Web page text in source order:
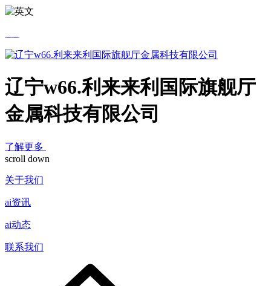
辽宁w66.利来来利国际旗舰厅
金属科技有限公司
了解更多
scroll down
关于我们
ai资讯
ai动态
联系我们